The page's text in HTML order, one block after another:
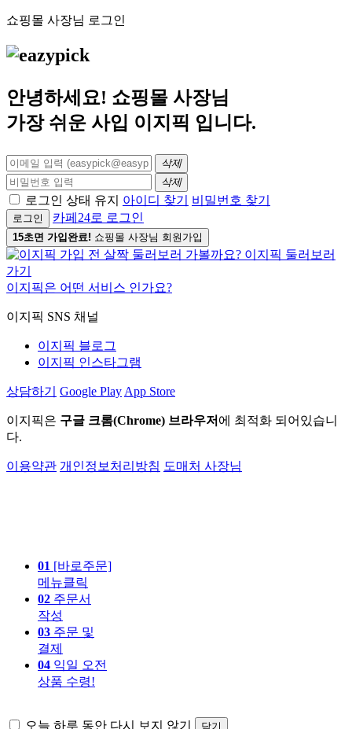
쇼핑몰 사장님 로그인
안녕하세요! 쇼핑몰 사장님
가장 쉬운 사입 이지픽 입니다.
삭제
삭제
로그인 상태 유지 아이디 찾기 비밀번호 찾기
로그인 카페24로 로그인
15초면 가입완료! 쇼핑몰 사장님 회원가입
이지픽은 어떤 서비스 인가요?
이지픽 SNS 채널
이지픽 블로그
이지픽 인스타그램
상담하기 Google Play App Store
이지픽은 구글 크롬(Chrome) 브라우저 에 최적화 되어있습니
다.
이용약관 개인정보처리방침 도매처 사장님
01 [바로주문]
메뉴클릭
02 주문서
작성
03 주문 및
결제
04 익일 오전
상품 수령!
오늘 하루 동안 다시 보지 않기 닫기